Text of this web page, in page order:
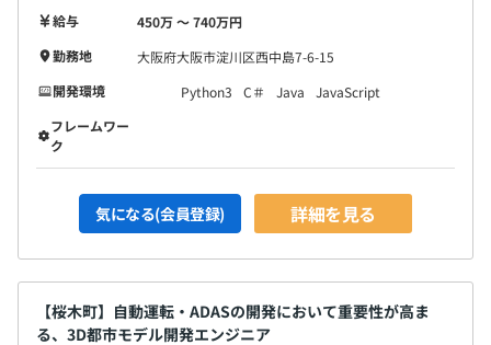
給与
450万 〜 740万円
勤務地
大阪府大阪市淀川区西中島7-6-15
開発環境
Python3 C＃ Java
JavaScript
フレームワー
ク
気になる(会員登録) 詳細を見る
【桜木町】自動運転・ADASの開発において重要性が高ま
る、3D都市モデル開発エンジニア